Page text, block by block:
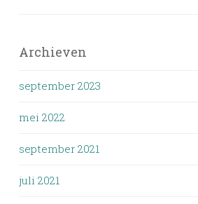
Archieven
september 2023
mei 2022
september 2021
juli 2021